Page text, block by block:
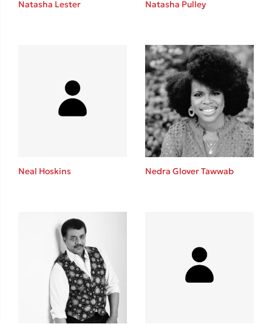
Sebastian Fitzek
Στέφανος Ξενάκης
Το λεξικό της ζωής σου
Natasha Lester Natasha Pulley
Neal Hoskins Nedra Glover Tawwab